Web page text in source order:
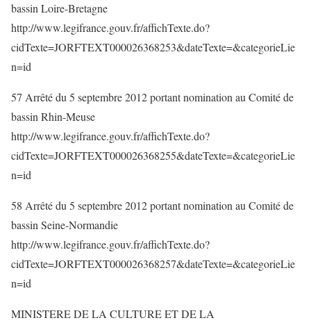
bassin Loire-Bretagne
http://www.legifrance.gouv.fr/affichTexte.do?
cidTexte=JORFTEXT000026368253&dateTexte=&categorieLie
n=id
57 Arrêté du 5 septembre 2012 portant nomination au Comité de
bassin Rhin-Meuse
http://www.legifrance.gouv.fr/affichTexte.do?
cidTexte=JORFTEXT000026368255&dateTexte=&categorieLie
n=id
58 Arrêté du 5 septembre 2012 portant nomination au Comité de
bassin Seine-Normandie
http://www.legifrance.gouv.fr/affichTexte.do?
cidTexte=JORFTEXT000026368257&dateTexte=&categorieLie
n=id
MINISTERE DE LA CULTURE ET DE LA